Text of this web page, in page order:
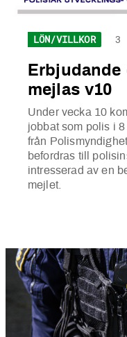
LÖN/VILLKOR 3
mejlas v10
Under vecka 10
jobbat som polis i 8
från
befordras till
intresserad av en
mejlet.